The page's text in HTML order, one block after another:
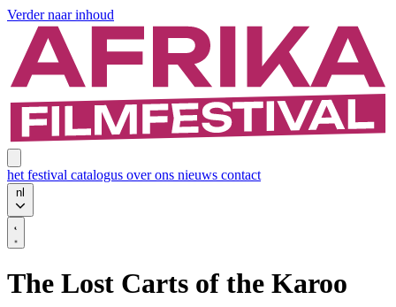
Verder naar inhoud
het festival catalogus over ons nieuws contact
nl
The Lost Carts of the Karoo